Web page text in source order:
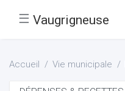
☰ Vaugrigneuse
Accueil Vie municipale